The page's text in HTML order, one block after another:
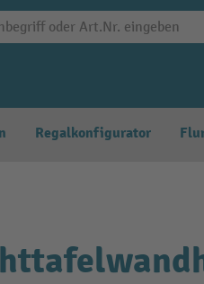
Regalkonfigurator